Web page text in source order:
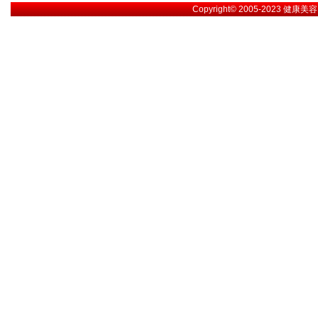
Copyright© 2005-2023健康美